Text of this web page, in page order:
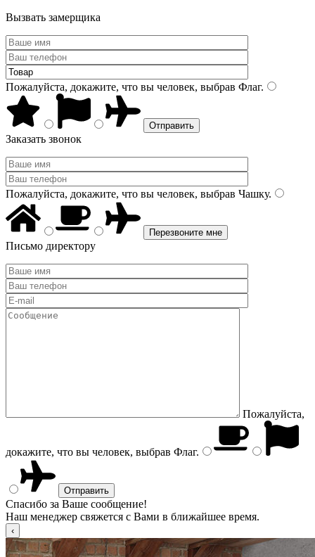
Вызвать замерщика
Пожалуйста, докажите, что вы человек, выбрав Флаг.
Заказать звонок
Пожалуйста, докажите, что вы человек, выбрав Чашку.
Письмо директору
Пожалуйста,
докажите, что вы человек, выбрав Флаг.
Спасибо за Ваше сообщение!
Наш менеджер свяжется с Вами в ближайшее время.